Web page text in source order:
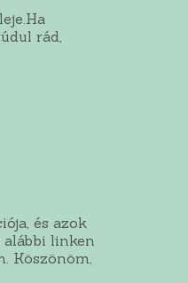
rád,
és azok
linken
Köszönöm,